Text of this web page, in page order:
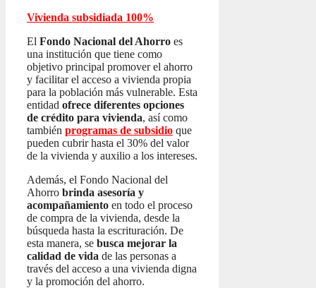
Vivienda subsidiada 100%
El Fondo Nacional del Ahorro es
una institución que tiene como
objetivo principal promover el ahorro
y facilitar el acceso a vivienda propia
para la población más vulnerable. Esta
entidad ofrece diferentes opciones
de crédito para vivienda, así como
también programas de subsidio que
pueden cubrir hasta el 30% del valor
de la vivienda y auxilio a los intereses.
Además, el Fondo Nacional del
Ahorro brinda asesoría y
acompañamiento en todo el proceso
de compra de la vivienda, desde la
búsqueda hasta la escrituración. De
esta manera, se busca mejorar la
calidad de vida de las personas a
través del acceso a una vivienda digna
y la promoción del ahorro.